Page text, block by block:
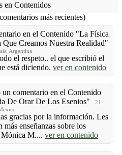
en Contenidos
más recientes)
en el Contenido "La Física
Creamos Nuestra Realidad"
Argentina
el respeto.. el que escribió el
está diciendo. ver en contenido
un comentario en el Contenido
De Orar De Los Esenios"
21-
gracias por la información. Les
más enseñanzas sobre los
Mónica M.... ver en contenido